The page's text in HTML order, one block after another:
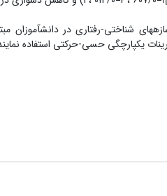
شناختی-رفتاری در دانش‏آموزان
یکپارچگی حسی-حرکتی استفاده